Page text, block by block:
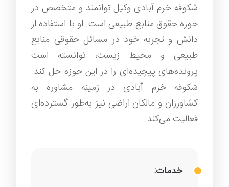
شکوفه خرم آبادی وکیل توانمند و متخصص در
حوزه حقوق منابع طبیعی است. او با استفاده از
دانش و تجربه خود در مسائل حقوقی منابع
طبیعی و محیط زیست، توانسته است
پرونده‌های پیچیده‌ای را در این حوزه حل کند.
شکوفه خرم آبادی در زمینه مشاوره به
کشاورزان و مالکان اراضی نیز به‌طور گسترده‌ای
فعالیت می‌کند.
خدمات: